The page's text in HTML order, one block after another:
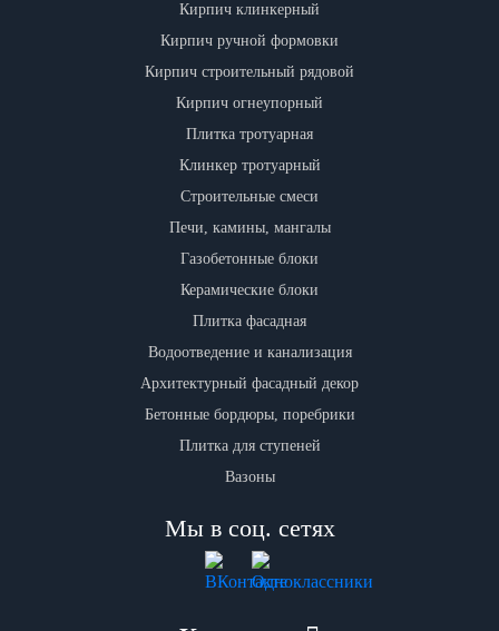
Кирпич клинкерный
Кирпич ручной формовки
Кирпич строительный рядовой
Кирпич огнеупорный
Плитка тротуарная
Клинкер тротуарный
Строительные смеси
Печи, камины, мангалы
Газобетонные блоки
Керамические блоки
Плитка фасадная
Водоотведение и канализация
Архитектурный фасадный декор
Бетонные бордюры, поребрики
Плитка для ступеней
Вазоны
Мы в соц. сетях